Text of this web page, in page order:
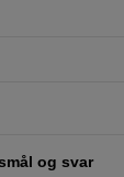
og svar